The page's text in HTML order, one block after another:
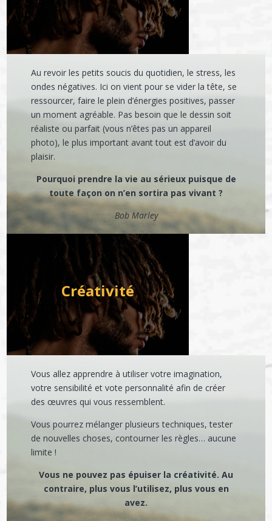
Au revoir les petits soucis du quotidien, le stress, les
ondes négatives. Ici on vient pour se vider la tête, se
ressourcer, faire le plein d’énergies positives, passer
un moment agréable. Pas besoin que le dessin soit
réaliste ou parfait (vous n’êtes pas un appareil
photo), le plus important avant tout est d’avoir du
plaisir.
Pourquoi prendre la vie au sérieux puisque de
toute façon on n’en sortira pas vivant ?
Bob Marley
Créativité
Vous allez apprendre à utiliser votre imagination,
votre sensibilité et vote personnalité afin de créer
des œuvres qui vous ressemblent.
Vous pourrez mélanger plusieurs techniques, tester
de nouvelles choses, contourner les règles… aucune
limite !
Vous ne pouvez pas épuiser la créativité. Au
contraire, plus vous l’utilisez, plus vous en
avez.